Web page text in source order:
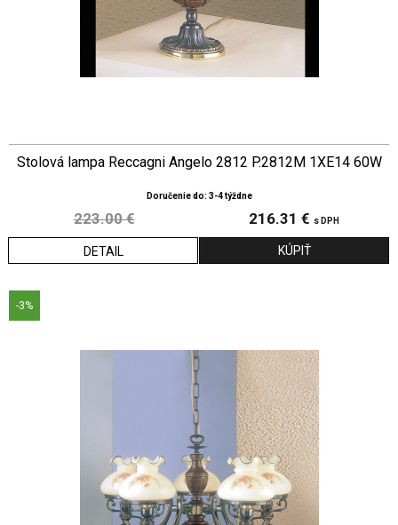
Stolová lampa Reccagni Angelo 2812 P.2812M 1XE14 60W
Doručenie do: 3-4 týždne
223.00 € 216.31 € s DPH
DETAIL
-3%